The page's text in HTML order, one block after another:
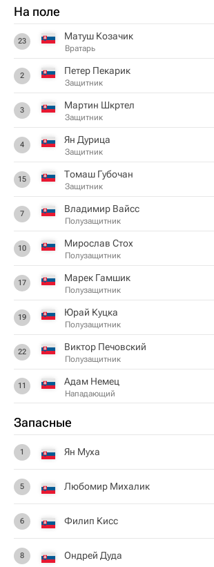
На поле
23 Матуш Козачик
Вратарь
2 Петер Пекарик
Защитник
3 Мартин Шкртел
Защитник
4 Ян Дурица
Защитник
15 Томаш Губочан
Защитник
7 Владимир Вайсс
Полузащитник
10 Мирослав Стох
Полузащитник
17 Марек Гамшик
Полузащитник
19 Юрай Куцка
Полузащитник
22 Виктор Печовский
Полузащитник
11 Адам Немец
Нападающий
Запасные
1 Ян Муха
5 Любомир Михалик
6 Филип Кисс
8 Ондрей Дуда